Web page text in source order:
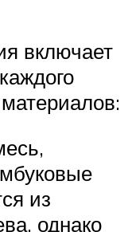
включает
из
однако